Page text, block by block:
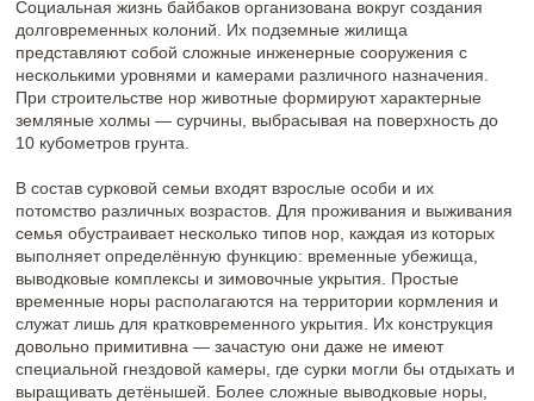
выращивать детёнышей. Более сложные выводковые норы,
также известные как летние убежища, представляют собой
разветвлённую сеть тоннелей с многочисленными выходами
(до пятнадцати) и несколькими гнездовыми камерами. В их
конструкции предусмотрены специальные отхождённые
отнорки, выполняющие роль уборных помещений.
Зимовочные норы отличаются значительной глубиной — они
уходят под землю на 5–7 метров, располагаясь ниже уровня
промерзания грунта. Подготовка к зимней спячке включает
обновление подстилки из сухой травы в гнездовой камере и
закупоривают входы. В период спячки сурки собираются
группами численностью от 2 до 25 особей. В одной норе могут
зимовать как взрослые животные, так и молодняк текущего и
прошлого годов. При количестве обитателей более шести
особей семья обычно размещается в двух смежных камерах,
соединённых между собой специальным проходом.